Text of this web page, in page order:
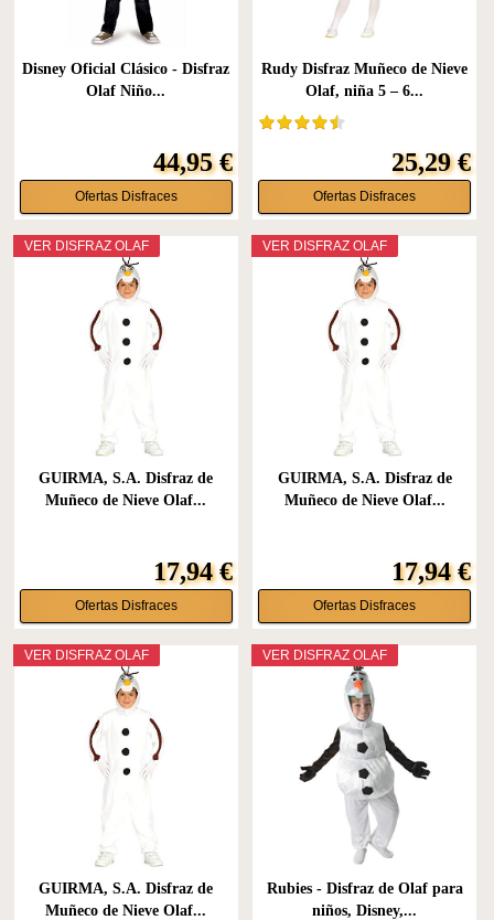
Disney Oficial Clásico - Disfraz
Olaf Niño...
44,95 €
Ofertas Disfraces
Rudy Disfraz Muñeco de Nieve
Olaf, niña 5 – 6...
25,29 €
Ofertas Disfraces
VER DISFRAZ OLAF
GUIRMA, S.A. Disfraz de
Muñeco de Nieve Olaf...
17,94 €
Ofertas Disfraces
VER DISFRAZ OLAF
GUIRMA, S.A. Disfraz de
Muñeco de Nieve Olaf...
17,94 €
Ofertas Disfraces
VER DISFRAZ OLAF
GUIRMA, S.A. Disfraz de
Muñeco de Nieve Olaf...
VER DISFRAZ OLAF
Rubies - Disfraz de Olaf para
niños, Disney,...